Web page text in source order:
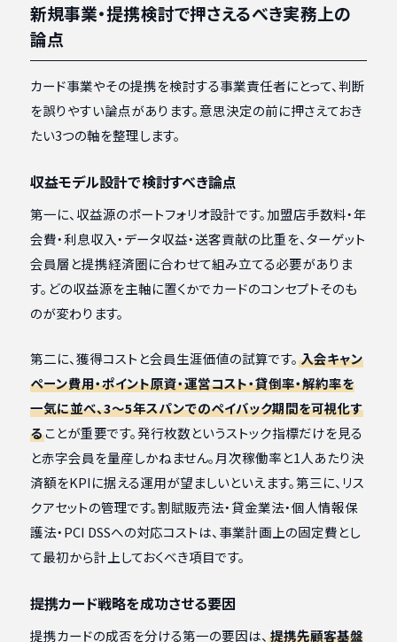
新規事業・提携検討で押さえるべき実務上の
論点
カード事業やその提携を検討する事業責任者にとって、判断
を誤りやすい論点があります。意思決定の前に押さえておき
たい3つの軸を整理します。
収益モデル設計で検討すべき論点
第一に、収益源のポートフォリオ設計です。加盟店手数料・年
会費・利息収入・データ収益・送客貢献の比重を、ターゲット
会員層と提携経済圏に合わせて組み立てる必要がありま
す。どの収益源を主軸に置くかでカードのコンセプトそのも
のが変わります。
第二に、獲得コストと会員生涯価値の試算です。 入会キャン
ペーン費用・ポイント原資・運営コスト・貸倒率・解約率を
一気に並べ、3〜5年スパンでのペイバック期間を可視化す
ることが重要です。発行枚数というストック指標だけを見る
と赤字会員を量産しかねません。月次稼働率と1人あたり決
済額をKPIに据える運用が望ましいといえます。第三に、リス
クアセットの管理です。割賦販売法・貸金業法・個人情報保
護法・PCI DSSへの対応コストは、事業計画上の固定費とし
て最初から計上しておくべき項目です。
提携カード戦略を成功させる要因
提携カードの成否を分ける第一の要因は、 提携先顧客基盤